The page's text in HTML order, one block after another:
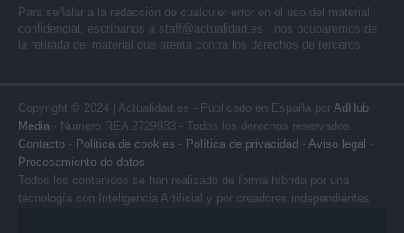
Para señalar a la redacción de cualquier error en el uso del material
confidencial, escríbanos a staff@actualidad.es : nos ocuparemos de
la retirada del material que atenta contra los derechos de terceros.
Copyright © 2024 | Actualidad.es - Publicado en España por AdHub
Media - Numero REA 2729933 - Todos los derechos reservados.
Contacto - Politica de cookies - Política de privacidad - Aviso legal -
Procesamiento de datos
Todos los contenidos se han realizado de forma híbrida por una
tecnología con Inteligencia Artificial y por creadores independientes